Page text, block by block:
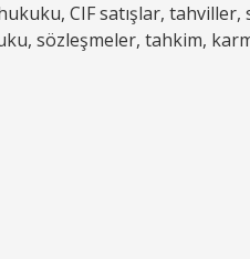
CIF satışlar, tahviller,
sözleşmeler, tahkim,